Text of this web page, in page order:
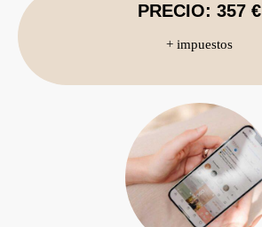
PRECIO: 357 €
+ impuestos